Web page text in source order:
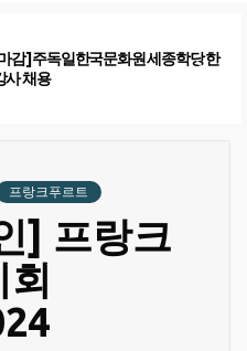
감] 주독일한국문화원 세종학당 한
사 채용
프랑크푸르트
] 프랑크
회